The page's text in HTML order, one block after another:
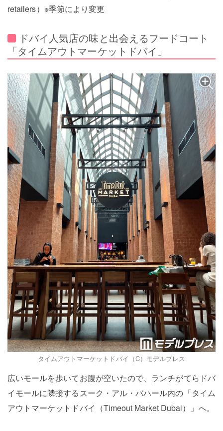
retailers）※季節により変更
ドバイ人気店の味と出会えるフードコート
「タイムアウトマーケットドバイ」
タイムアウトマーケットドバイ（C）モデルプレス
広いモールを歩いてお腹が空いたので、ランチがてらドバ
イモールに隣接するスーク・アル・バハール内の「タイム
アウトマーケットドバイ（Timeout Market Dubai）」へ。